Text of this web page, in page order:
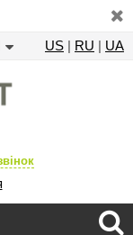
US | RU | UA